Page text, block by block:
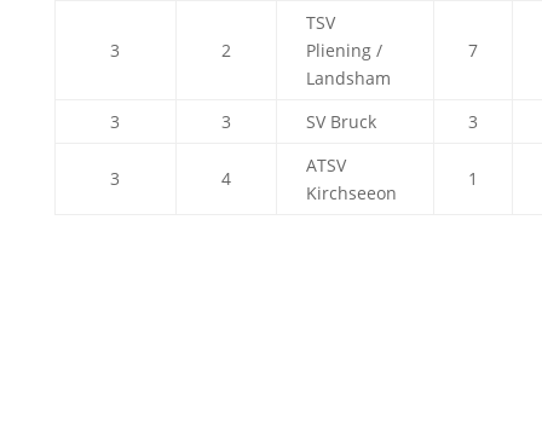
3 2
TSV
Pliening /
Landsham
7
3 3 SV Bruck 3
3 4
ATSV
Kirchseeon
1